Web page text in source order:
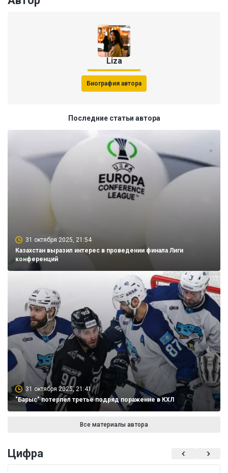
Liza
Биография автора
Последние статьи автора
31 октября 2025, 21:54
Казахстан выразил интерес в проведении финала Лиги
конференций
31 октября 2025, 21:41
"Барыс" потерпел третье подряд поражение в КХЛ
Все материалы автора
Цифра